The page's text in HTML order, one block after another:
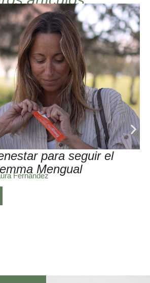
para seguir el
Mengual
Fernández